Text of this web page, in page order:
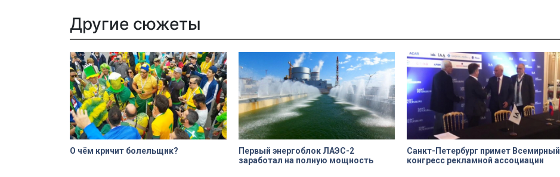
Другие сюжеты
О чём кричит болельщик?
Первый энергоблок ЛАЭС-2
заработал на полную мощность
Санкт-Петербург примет Всемирный
конгресс рекламной ассоциации